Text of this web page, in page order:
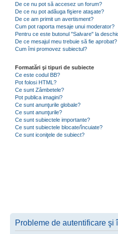
De ce nu pot să accesez un forum?
De ce nu pot adăuga fişiere ataşate?
De ce am primit un avertisment?
Cum pot raporta mesaje unui moderator?
Pentru ce este butonul "Salvare" la
De ce mesajul meu trebuie să fie aprobat?
Cum îmi promovez subiectul?
Formatări şi tipuri de subiecte
Ce este codul BB?
Pot folosi HTML?
Ce sunt Zâmbetele?
Pot publica imagini?
Ce sunt anunţurile globale?
Ce sunt anunţurile?
Ce sunt subiectele importante?
Ce sunt subiectele blocate/încuiate?
Ce sunt iconiţele de subiect?
Probleme de autentificare şi